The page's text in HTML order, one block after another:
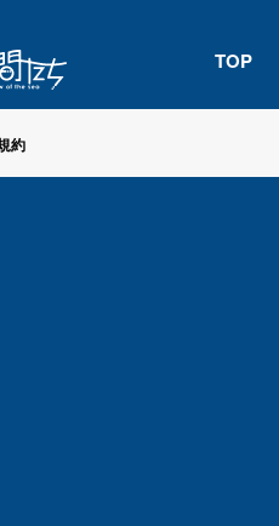
TOP
約